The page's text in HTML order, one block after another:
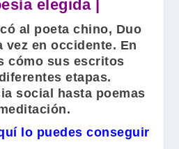
elegida |
al poeta chino, Duo
vez en occidente. En
cómo sus escritos
etapas.
social hasta poemas
lo puedes conseguir